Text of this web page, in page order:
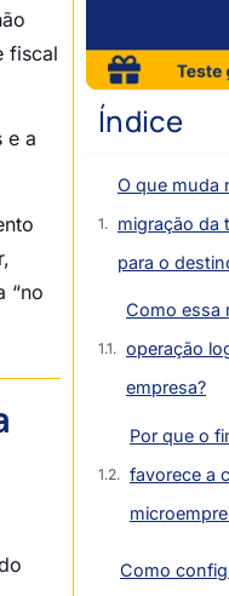
fiscal
e a
“no
Índice
O que muda
migração da
para o
Como essa
operação
empresa?
Por que o
favorece a
Como